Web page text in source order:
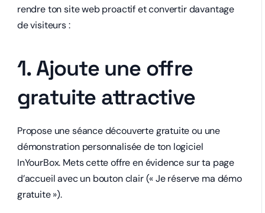
rendre ton site web proactif et convertir davantage
de visiteurs :
1. Ajoute une offre
gratuite attractive
Propose une séance découverte gratuite ou une
démonstration personnalisée de ton logiciel
InYourBox. Mets cette offre en évidence sur ta page
d’accueil avec un bouton clair (« Je réserve ma démo
gratuite »).